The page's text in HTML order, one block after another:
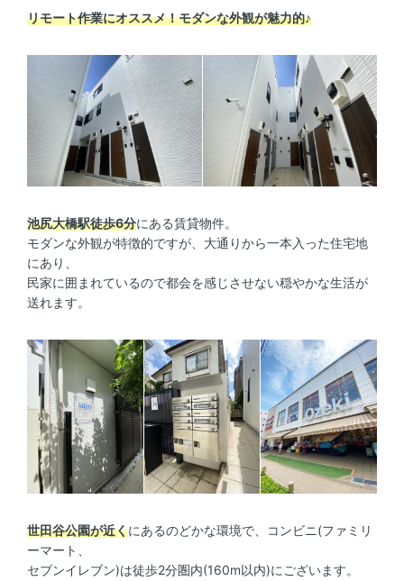
リモート作業にオススメ！モダンな外観が魅力的♪
池尻大橋駅徒歩6分にある賃貸物件。
モダンな外観が特徴的ですが、大通りから一本入った住宅地
にあり、
民家に囲まれているので都会を感じさせない穏やかな生活が
送れます。
世田谷公園が近くにあるのどかな環境で、コンビニ(ファミリ
ーマート、
セブンイレブン)は徒歩2分圏内(160m以内)にございます。